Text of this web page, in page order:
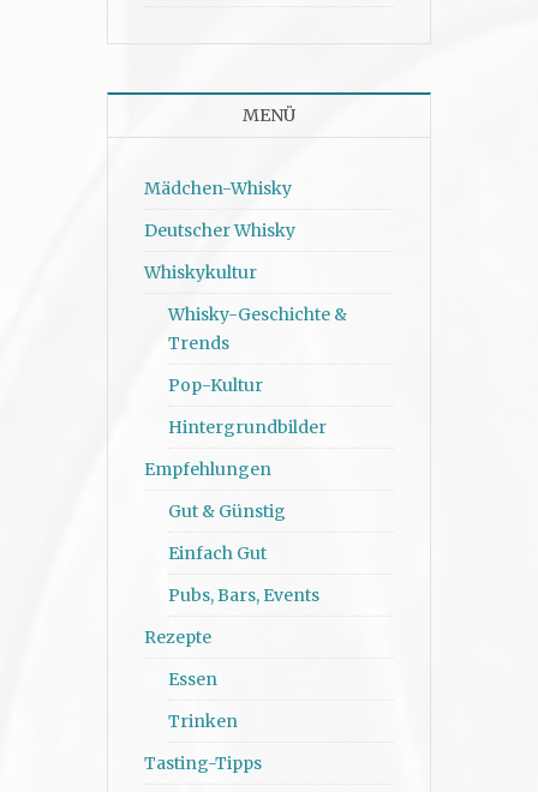
MENÜ
Mädchen-Whisky
Deutscher Whisky
Whiskykultur
Whisky-Geschichte &
Trends
Pop-Kultur
Hintergrundbilder
Empfehlungen
Gut & Günstig
Einfach Gut
Pubs, Bars, Events
Rezepte
Essen
Trinken
Tasting-Tipps